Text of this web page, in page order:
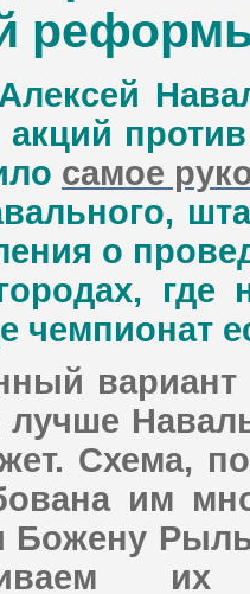
акций
самое
о
где
лучше
Схема,
им
Божену
их